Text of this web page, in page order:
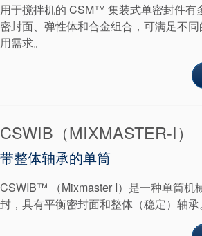
用于搅拌机的 CSM™ 集装式单密封件有
密封面、弹性体和合金组合，可满足不
用需求。
CSWIB（MIXMASTER-I）
带整体轴承的单筒
CSWIB™ （Mixmaster I）是一种单筒机
封，具有平衡密封面和整体（稳定）轴承。